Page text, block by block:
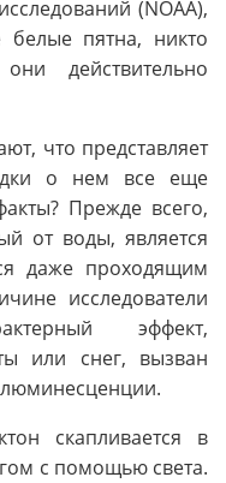
(NOAA),
белые пятна, никто
действительно
что представляет
о нем все еще
Прежде всего,
от воды, является
даже проходящим
исследователи
эффект,
или снег, вызван
скапливается в
с помощью света.